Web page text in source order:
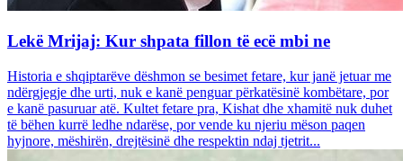
Lekë Mrijaj: Kur shpata fillon të ecë mbi ne
Historia e shqiptarëve dëshmon se besimet fetare, kur janë jetuar me
ndërgjegje dhe urti, nuk e kanë penguar përkatësinë kombëtare, por
e kanë pasuruar atë. Kultet fetare pra, Kishat dhe xhamitë nuk duhet
të bëhen kurrë ledhe ndarëse, por vende ku njeriu mëson paqen
hyjnore, mëshirën, drejtësinë dhe respektin ndaj tjetrit...